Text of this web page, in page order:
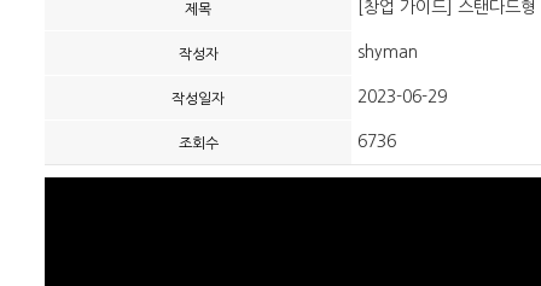
제목 [창업 가이드] 스탠다드형
작성자 shyman
작성일자 2023-06-29
조회수 6736